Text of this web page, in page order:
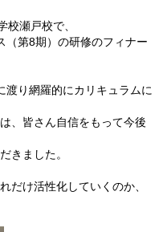
瀬戸校で、
（第8期）の研修のフィナー
渡り網羅的にカリキュラムに
、皆さん自信をもって今後
きました。
だけ活性化していくのか、